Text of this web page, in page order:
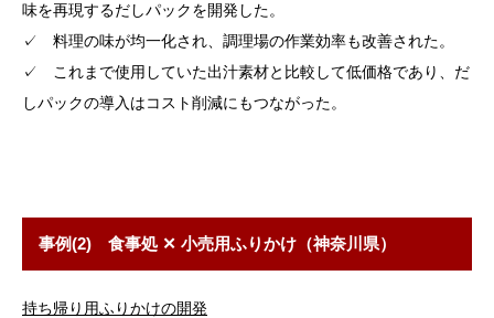
味を再現するだしパックを開発した。
✓ 料理の味が均一化され、調理場の作業効率も改善された。
✓ これまで使用していた出汁素材と比較して低価格であり、だ
しパックの導入はコスト削減にもつながった。
事例(2) 食事処 ✕ 小売用ふりかけ（神奈川県）
持ち帰り用ふりかけの開発